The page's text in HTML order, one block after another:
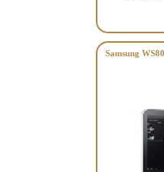
Samsung